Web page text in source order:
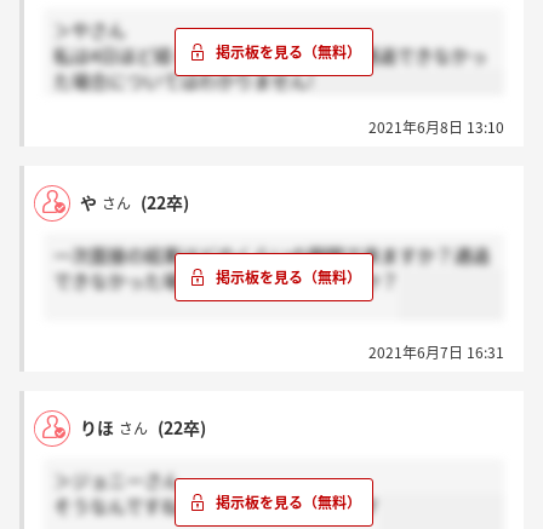
＞やさん
私は4日ほど経った後連絡が来ました!通過できなかっ
た場合についてはわかりません!
2021年6月8日 13:10
や さん (22卒)
一次面接の結果はどのくらいの期間で来ますか？通過
できなかった場合サイレントでしょうか？
2021年6月7日 16:31
りほ さん (22卒)
＞ジョニーさん
そうなんですね、ありがとうございます